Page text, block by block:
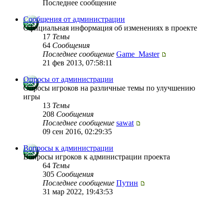
Последнее сообщение
Сообщения от администрации
Официальная информация об изменениях в проекте
17 Темы
64 Сообщения
Последнее сообщение Game_Master
21 фев 2013, 07:58:11
Опросы от администрации
Опросы игроков на различные темы по улучшению
игры
13 Темы
208 Сообщения
Последнее сообщение sawat
09 сен 2016, 02:29:35
Вопросы к администрации
Вопросы игроков к администрации проекта
64 Темы
305 Сообщения
Последнее сообщение Путин
31 мар 2022, 19:43:53